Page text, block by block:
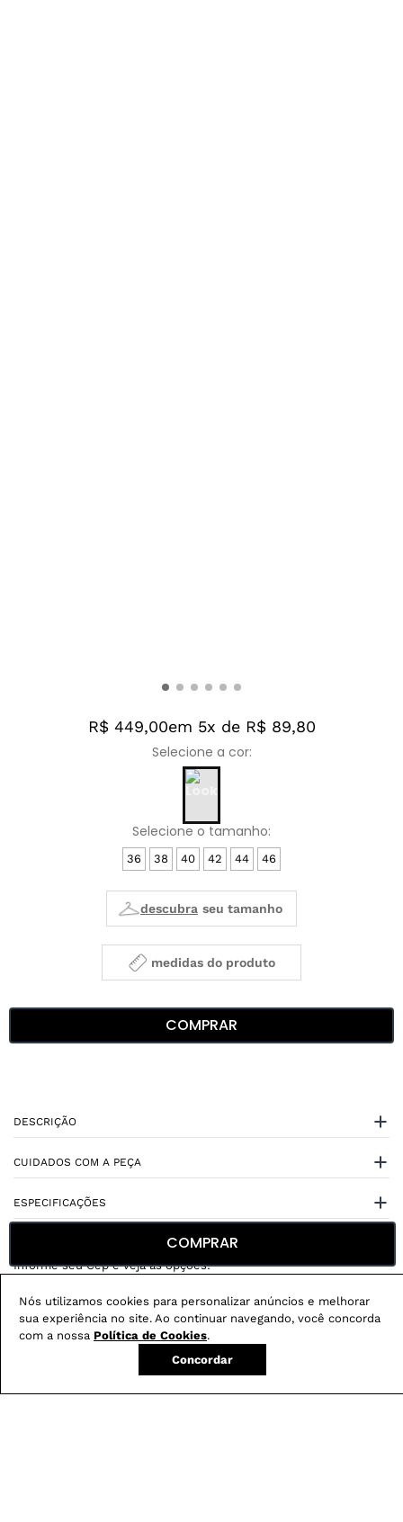
Nós utilizamos cookies para personalizar anúncios e melhorar
sua experiência no site. Ao continuar navegando, você concorda
com a nossa Política de Cookies.
Concordar
R$ 449,00em 5x de R$ 89,80
36 38 40 42 44 46
medidas do produto
COMPRAR
DESCRIÇÃO
CUIDADOS COM A PEÇA
ESPECIFICAÇÕES
Não sei meu CEP
benefícios:
COMPRAR